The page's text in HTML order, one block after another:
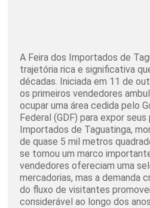
A Feira dos Importados de
trajetória rica e significativa
décadas. Iniciada em 11 de
os primeiros vendedores
ocupar uma área cedida pelo
Federal (GDF) para expor
Importados de Taguatinga,
de quase 5 mil metros
se tornou um marco
vendedores ofereciam uma
mercadorias, mas a demanda
do fluxo de visitantes
considerável ao longo dos anos.